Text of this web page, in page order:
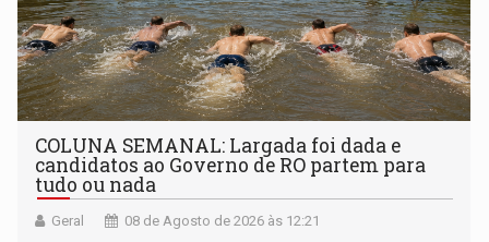
COLUNA SEMANAL: Largada foi dada e
candidatos ao Governo de RO partem para
tudo ou nada
Geral 08 de Agosto de 2026 às 12:21